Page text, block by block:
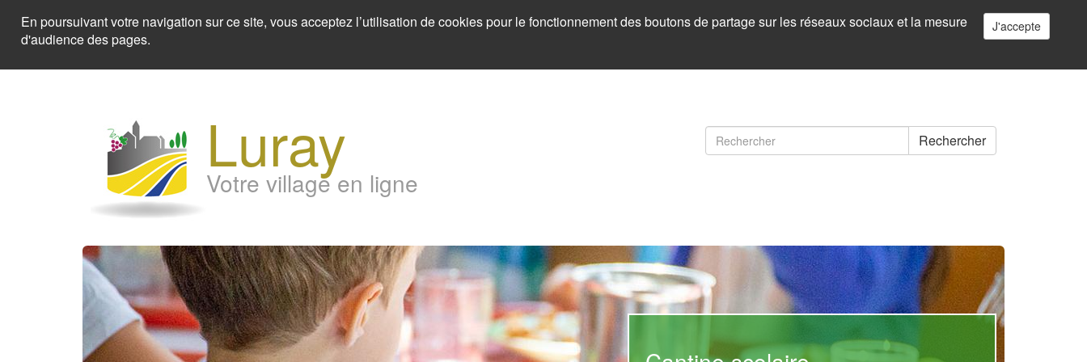
J'accepte
En poursuivant votre navigation sur ce site, vous acceptez l’utilisation de cookies pour le fonctionnement des boutons de partage sur les réseaux sociaux et la mesure
d'audience des pages.
Luray
Votre village en ligne
Formulaire
Rechercher